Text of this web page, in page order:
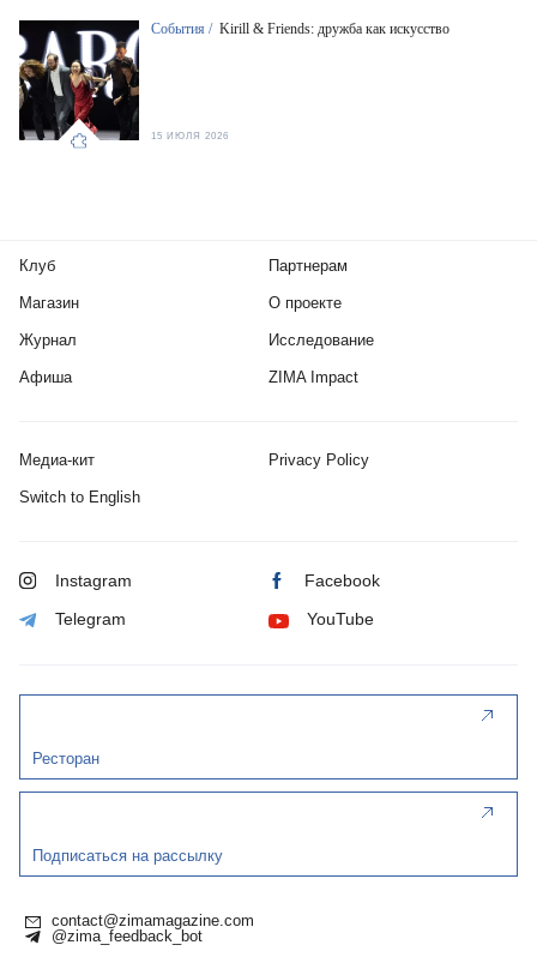
События / Kirill & Friends: дружба как искусство
15 ИЮЛЯ 2026
Клуб
Магазин
Журнал
Афиша
Партнерам
О проекте
Исследование
ZIMA Impact
Медиа-кит Privacy Policy
Switch to English
Instagram Facebook
Telegram YouTube
Ресторан
Подписаться на рассылку
contact@zimamagazine.com
@zima_feedback_bot